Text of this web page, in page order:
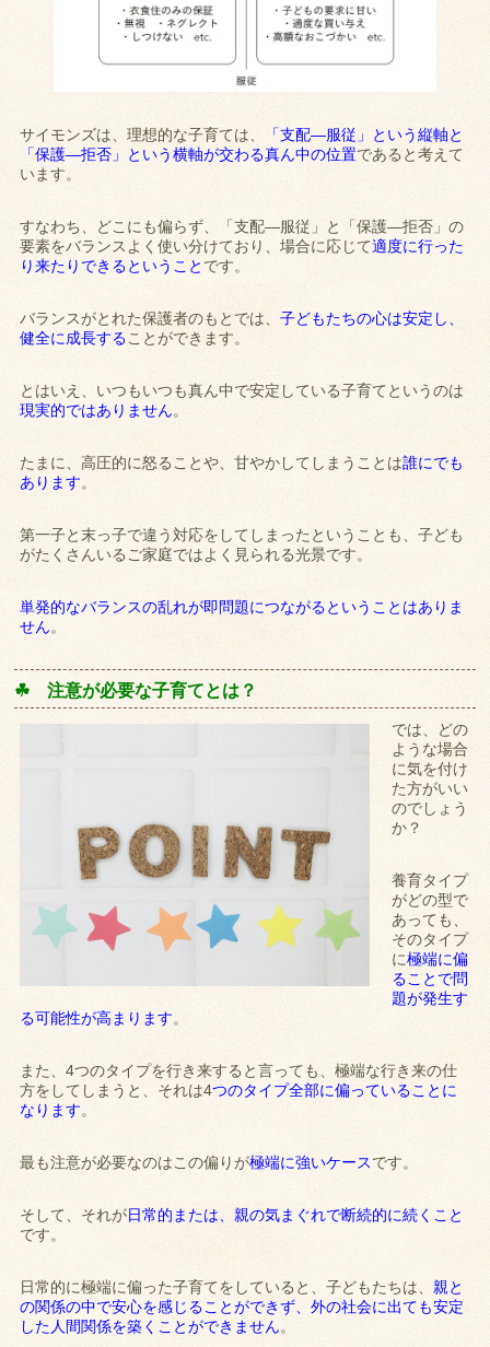
サイモンズは、理想的な子育ては、
「支配―服従」という縦軸と
「保護―拒否」という横軸が交わる真ん中の位置であると考えて
います。
すなわち、どこにも偏らず、「支配―服従」と「保護―拒否」の
要素をバランスよく使い分けており、場合に応じて適度に行った
り来たりできるということ です。
バランスがとれた保護者のもとでは、子どもたちの心は安定し、
健全に成長することができます。
とはいえ、いつもいつも真ん中で安定している子育てというのは
現実的ではありません。
たまに、高圧的に怒ることや、甘やかしてしまうことは誰にでも
あります。
第一子と末っ子で違う対応をしてしまったということも、子ども
がたくさんいるご家庭ではよく見られる光景です。
単発的なバランスの乱れが即問題につながるということはありま
せん。
☘ 注意が必要な子育てとは？
では、どの
ような場合
に気を付け
た方がいい
のでしょう
か？
養育タイプ
がどの型で
あっても、
そのタイプ
に極端に偏
ることで問
題が発生す
る可能性が高まります。
また、4つのタイプを行き来すると言っても、極端な行き来の仕
方をしてしまうと、それは4つのタイプ全部に偏っていることに
なります。
最も注意が必要なのはこの偏りが極端に強いケースです。
そして、それが日常的または、親の気まぐれで断続的に続くこと
です。
日常的に極端に偏った子育てをしていると、子どもたちは、親と
の関係の中で安心を感じることができず、外の社会に出ても安定
した人間関係を築くことができません。